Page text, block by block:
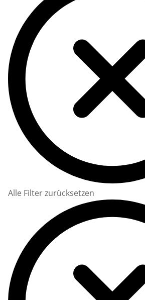
Alle Filter zurücksetzen